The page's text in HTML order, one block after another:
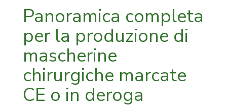
Panoramica completa
per la produzione di
mascherine
chirurgiche marcate
CE o in deroga